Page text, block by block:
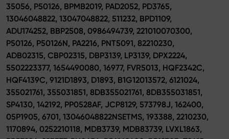
35056, P50126, BPMB2019, PAD2052, PD3765,
13046048822, 13047048822, 511232, BPD1109,
ADU174252, BBP2508, 0986494739, 221010070300,
P50126, P50126N, PA2216, PNT5091, 82210230,
ADB02315, CBP02315, DBP3139, LP3139, DPX2224,
5502223377, 1654490080, 16977, FVR5013, HQF2342C,
HQF4139C, 9121D1893, D1893, B1G12013572, 6121024,
355021761, 355031851, 8DB355021761, 8DB355031851,
SP4130, 142192, PP0528AF, JCP8129, 573798J, 162400,
05P1905, 6701, 13046048822NSETMS, 193388, 2210230,
1170894, 0252210118, MDB3739, MDB83739, LVXL1863,